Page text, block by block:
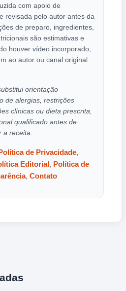
com apoio de
revisada pelo autor antes da
de preparo, ingredientes,
são estimativas e
houver vídeo incorporado,
ao autor ou canal original
orientação
de alergias, restrições
clínicas ou dieta prescrita,
qualificado antes de
a receita.
de Privacidade,
Editorial, Política de
, Contato